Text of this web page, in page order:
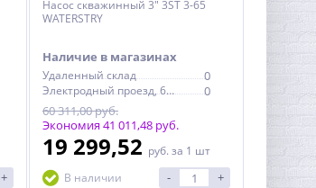
+
Насос скважинный 3" 3ST 3-65
WATERSTRY
Наличие в магазинах
Удаленный склад 0
Электродный проезд, 6с1
0
60 311,00 руб.
Экономия 41 011,48 руб.
19 299,52 руб. за 1 шт
В наличии
- +